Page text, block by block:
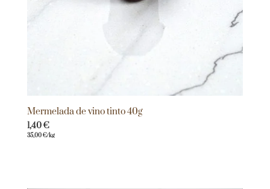
Mermelada de vino tinto 40g
1,40€
35,00€/kg